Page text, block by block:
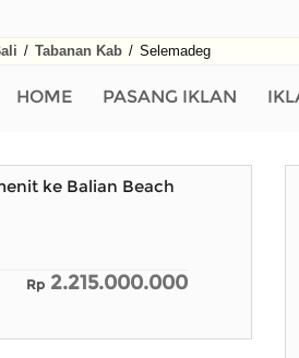
/ Tabanan Kab / Selemadeg
HOME PASANG IKLAN
ke Balian Beach
Rp 2.215.000.000